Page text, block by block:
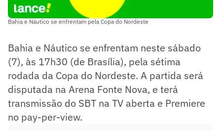
Bahia e Náutico se enfrentam pela Copa do Nordeste
Bahia e Náutico se enfrentam neste sábado
(7), às 17h30 (de Brasília), pela sétima
rodada da Copa do Nordeste. A partida será
disputada na Arena Fonte Nova, e terá
transmissão do SBT na TV aberta e Premiere
no pay-per-view.